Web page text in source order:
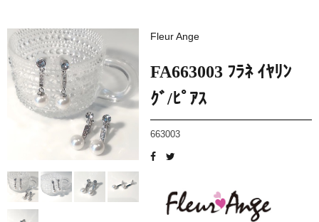
Fleur Ange
FA663003 ﾌﾗﾈ ｲﾔﾘﾝ
ｸﾞ/ﾋﾟｱｽ
663003